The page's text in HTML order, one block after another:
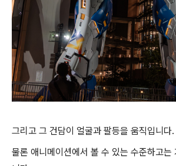
그리고 그 건담이 얼굴과 팔등을 움직입니다.
물론 애니메이션에서 볼 수 있는 수준하고는